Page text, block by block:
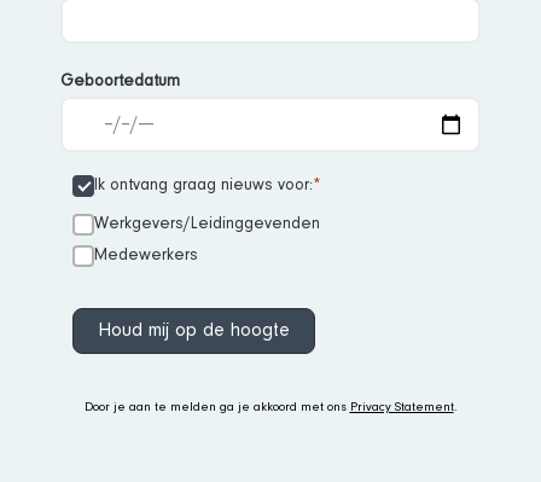
Geboortedatum
Ik ontvang graag nieuws voor:
Werkgevers/Leidinggevenden
Medewerkers
Houd mij op de hoogte
Door je aan te melden ga je akkoord met ons Privacy Statement.